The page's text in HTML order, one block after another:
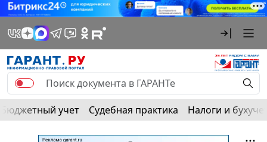
Бюджетный учет Судебная практика Налоги и